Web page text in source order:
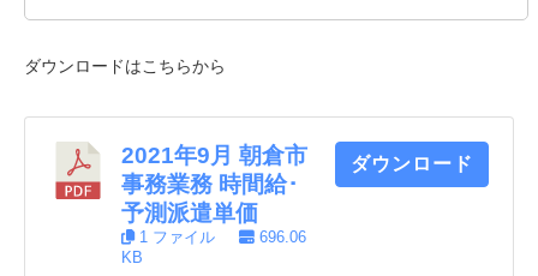
ダウンロードはこちらから
2021年9月 朝倉市
事務業務 時間給･
予測派遣単価
1 ファイル
696.06
KB
ダウンロード